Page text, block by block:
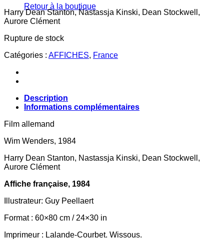
Retour à la boutique
Harry Dean Stanton, Nastassja Kinski, Dean Stockwell,
Aurore Clément
Rupture de stock
Catégories : AFFICHES, France
Description
Informations complémentaires
Film allemand
Wim Wenders, 1984
Harry Dean Stanton, Nastassja Kinski, Dean Stockwell,
Aurore Clément
Affiche française, 1984
Illustrateur: Guy Peellaert
Format : 60×80 cm / 24×30 in
Imprimeur : Lalande-Courbet. Wissous.